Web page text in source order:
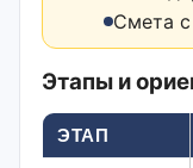
Смета
Этапы и
ЭТАП